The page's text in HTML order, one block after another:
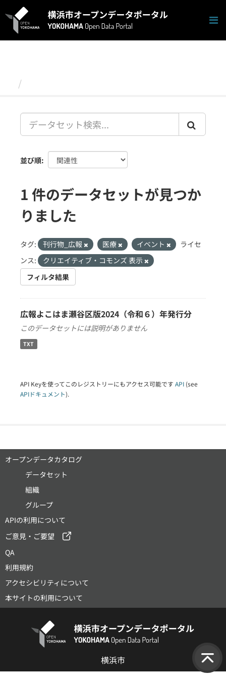
キ
並び順
1 件のデータセットが見つか
りました
タグ: 刊行物_広報 医療 イベント
ライセ
ンス:
クリエイティブ・コモンズ 表示
フィルタ結果
広報よこはま瀬谷区版2024（令和６）年発行分
このデータセットには説明がありません
TXT
API Keyを使ってこのレジストリーにもアクセス可能です API (see
APIドキュメント).
オープンデータカタログ
データセット
組織
グループ
APIの利用について
ご意見・ご要望
QA
利用規約
アクセシビリティについて
本サイトの利用について
横浜市